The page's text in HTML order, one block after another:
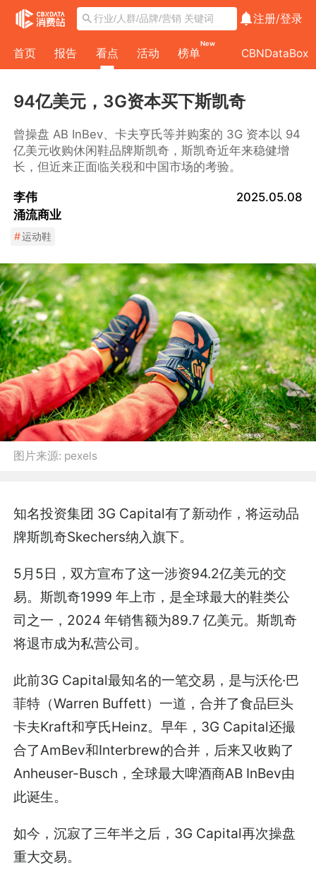
注册/登录
首页 报告 看点 活动 榜单
New
CBNDataBox
94亿美元，3G资本买下斯凯奇
曾操盘 AB InBev、卡夫亨氏等并购案的 3G 资本以 94
亿美元收购休闲鞋品牌斯凯奇，斯凯奇近年来稳健增
长，但近来正面临关税和中国市场的考验。
李伟
涌流商业
2025.05.08
#运动鞋
图片来源: pexels
知名投资集团 3G Capital有了新动作，将运动品
牌斯凯奇Skechers纳入旗下。
5月5日，双方宣布了这一涉资94.2亿美元的交
易。斯凯奇1999 年上市，是全球最大的鞋类公
司之一，2024 年销售额为89.7 亿美元。斯凯奇
将退市成为私营公司。
此前3G Capital最知名的一笔交易，是与沃伦·巴
菲特（Warren Buffett）一道，合并了食品巨头
卡夫Kraft和亨氏Heinz。早年，3G Capital还撮
合了AmBev和Interbrew的合并，后来又收购了
Anheuser-Busch，全球最大啤酒商AB InBev由
此诞生。
如今，沉寂了三年半之后，3G Capital再次操盘
重大交易。